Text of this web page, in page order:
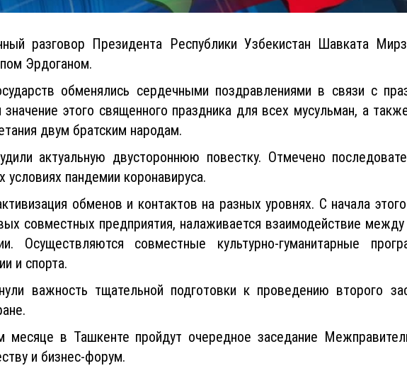
разговор Президента Республики Узбекистан Шавката
Эрдоганом.
обменялись сердечными поздравлениями в связи с
этого священного праздника для всех мусульман, а
двум братским народам.
актуальную двустороннюю повестку. Отмечено
условиях пандемии коронавируса.
обменов и контактов на разных уровнях. С начала
совместных предприятия, налаживается взаимодействие
Осуществляются совместные культурно-гуманитарные
и спорта.
важность тщательной подготовки к проведению второго
в Ташкенте пройдут очередное заседание
и бизнес-форум.